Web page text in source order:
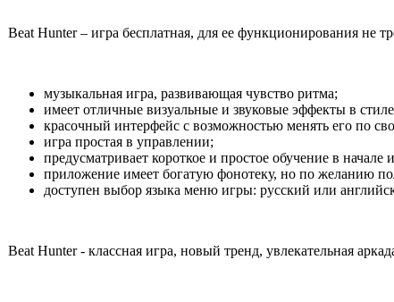
Beat Hunter – игра бесплатная, для ее функционирования не
музыкальная игра, развивающая чувство ритма;
имеет отличные визуальные и звуковые эффекты в
красочный интерфейс с возможностью менять его по
игра простая в управлении;
предусматривает короткое и простое обучение в начале
приложение имеет богатую фонотеку, но по желанию
доступен выбор языка меню игры: русский или
Beat Hunter - классная игра, новый тренд, увлекательная